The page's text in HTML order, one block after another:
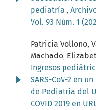
pediatría ,
Vol. 93 Núm. 1
Patricia Vollono,
Machado,
Ingresos
SARS-CoV-2 en
de Pediatría del
COVID 2019 en